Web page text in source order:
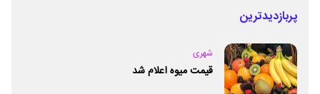
پربازدیدترین
شهری
قیمت میوه اعلام شد